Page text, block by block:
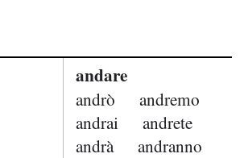
andare
andrò
andremo
andrai
andrete
andrà
andranno